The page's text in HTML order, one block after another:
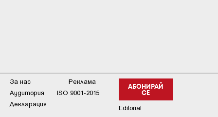
АБОНИРАЙ
СЕ
Editorial
За нас
Реклама
Аудитория
ISO 9001-2015
Декларация